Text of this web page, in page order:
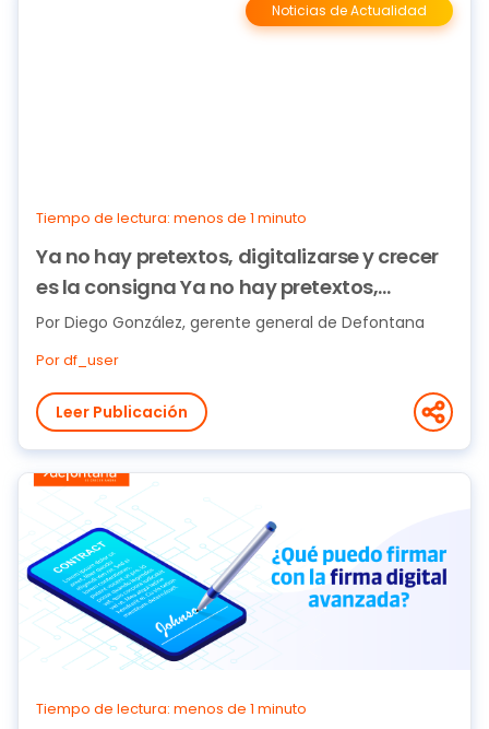
Noticias de Actualidad
Tiempo de lectura: menos de 1 minuto
Ya no hay pretextos, digitalizarse y crecer
es la consigna Ya no hay pretextos,
digitalizarse y crecer es la consigna
Por Diego González, gerente general de Defontana
Por df_user
Leer Publicación
Tiempo de lectura: menos de 1 minuto